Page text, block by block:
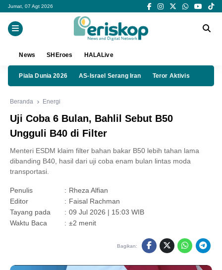
Jumat, 07 Agt 2026
News SHEroes HALALive
Piala Dunia 2026 AS-Israel Serang Iran Teror Aktivis
Beranda Energi
Uji Coba 6 Bulan, Bahlil Sebut B50
Ungguli B40 di Filter
Menteri ESDM klaim filter bahan bakar B50 lebih tahan lama
dibanding B40, hasil dari uji coba enam bulan lintas moda
transportasi.
Penulis : Rheza Alfian
Editor
: Faisal Rachman
Tayang pada
: 09 Jul 2026 | 15:03 WIB
Waktu Baca
: ±2 menit
Bagikan: